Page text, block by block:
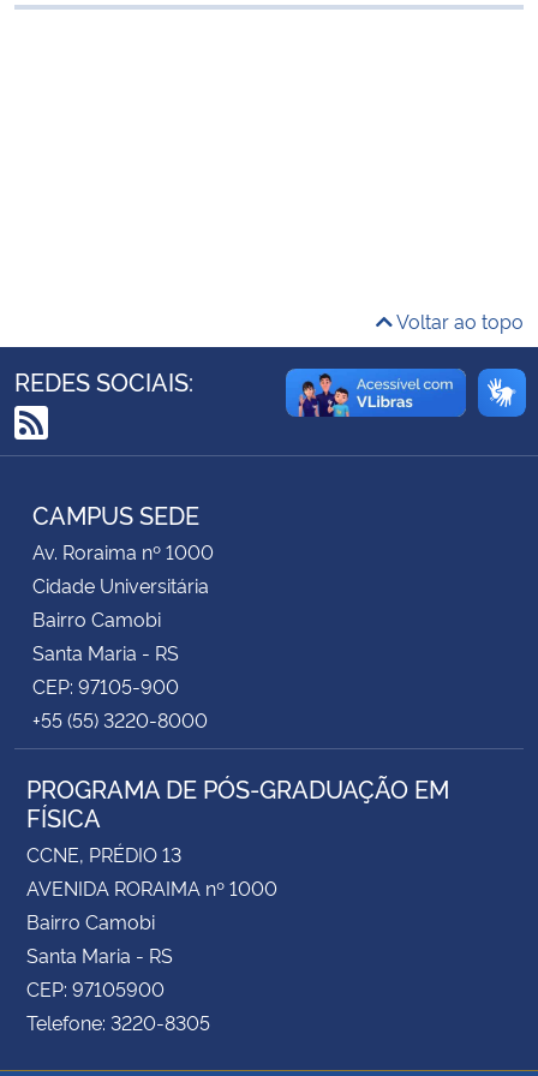
Ministério do Desenvolvimento Regional
Ministério da Mulher, da Família e dos Direitos Humanos
Secretaria-Geral
Secretaria de Governo
Gabinete de Segurança Institucional
Advocacia-Geral da União
Banco Central do Brasil
Planalto
Voltar ao topo
REDES SOCIAIS:
RSS
CAMPUS SEDE
Av. Roraima nº 1000
Cidade Universitária
Bairro Camobi
Santa Maria - RS
CEP: 97105-900
+55 (55) 3220-8000
PROGRAMA DE PÓS-GRADUAÇÃO EM
FÍSICA
CCNE, PRÉDIO 13
AVENIDA RORAIMA nº 1000
Bairro Camobi
Santa Maria - RS
CEP: 97105900
Telefone: 3220-8305